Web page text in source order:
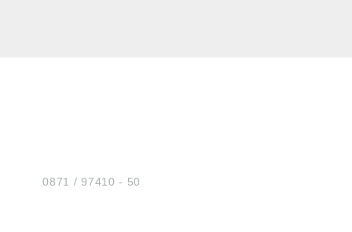
Tel.:0871 / 97410 - 50